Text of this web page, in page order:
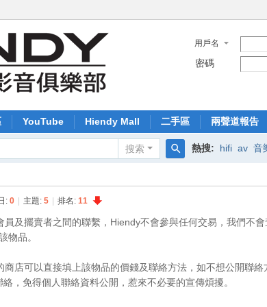
用戶名
密碼
YouTube Hiendy Mall 二手區 兩聲道報告
搜索
索
熱搜: hifi av 音
: 0 主題: 5 排名: 11
員及擺賣者之間的聯繫，Hiendy不會參與任何交易，我們不
物品。
商店可以直接填上該物品的價錢及聯絡方法，如不想公開聯
，免得個人聯絡資料公開，惹來不必要的宣傳煩擾。